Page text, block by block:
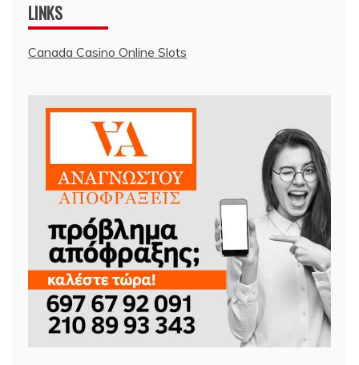
LINKS
Canada Casino Online Slots